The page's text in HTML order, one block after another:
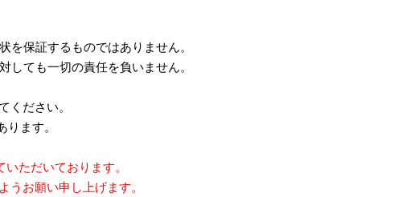
保証するものではありません。
ても一切の責任を負いません。
ください。
ます。
ただいております。
うお願い申し上げます。